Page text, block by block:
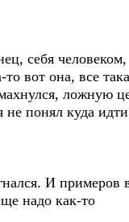
себя человеком,
вот она, все
ложную
не понял куда
И примеров
надо как-то